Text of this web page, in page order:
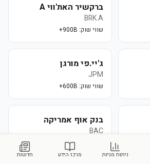
ברקשיר האת'ווי A
BRK.A
שווי שוק: 900B+
ג'יי.פי מורגן
JPM
שווי שוק: 600B+
בנק אוף אמריקה
BAC
280B+
ניתוח מניות מרכז הידע חדשות